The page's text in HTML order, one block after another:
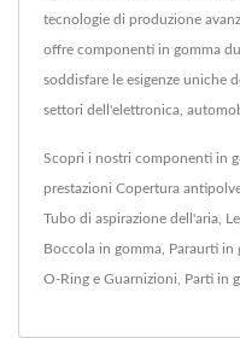
tecnologie di produzione
offre componenti in gomma
soddisfare le esigenze uniche
settori dell'elettronica,
Scopri i nostri componenti in
prestazioni Copertura
Tubo di aspirazione dell'aria
Boccola in gomma Paraurti in
O-Ring e Guarnizioni Parti in